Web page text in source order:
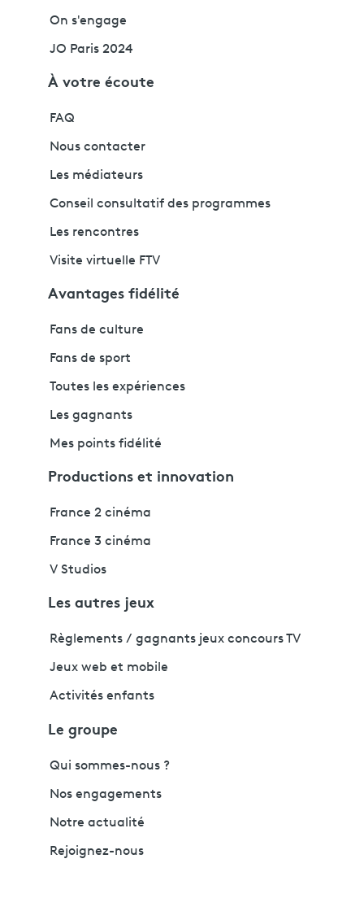
On s'engage
JO Paris 2024
À votre écoute
FAQ
Nous contacter
Les médiateurs
Conseil consultatif des programmes
Les rencontres
Visite virtuelle FTV
Avantages fidélité
Fans de culture
Fans de sport
Toutes les expériences
Les gagnants
Mes points fidélité
Productions et innovation
France 2 cinéma
France 3 cinéma
V Studios
Les autres jeux
Règlements / gagnants jeux concours TV
Jeux web et mobile
Activités enfants
Le groupe
Qui sommes-nous ?
Nos engagements
Notre actualité
Rejoignez-nous